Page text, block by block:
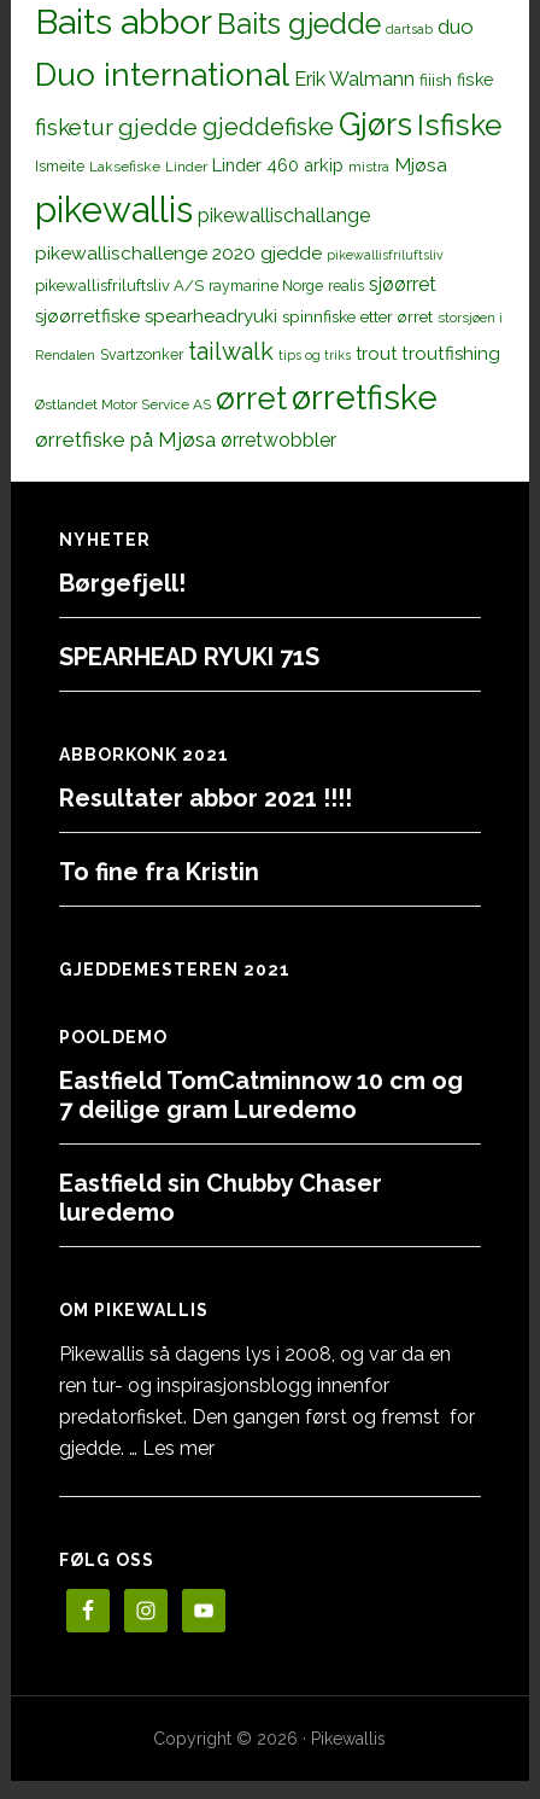
Baits abbor Baits gjedde dartsab duo
Duo international Erik Walmann fiiish fiske
fisketurgjedde gjeddefiske Gjørs Isfiske
Ismeite Laksefiske Linder Linder 460 arkip mistra Mjøsa
pikewallis pikewallischallange
pikewallischallenge 2020 gjedde pikewallisfriluftsliv
pikewallisfriluftsliv A/S raymarine Norge realis sjøørret
sjøørretfiske spearheadryuki spinnfiske etter ørret storsjøen i
Rendalen Svartzonker tailwalk tips og triks trout troutfishing
Østlandet Motor Service AS ørretørretfiske
ørretfiske på Mjøsa ørretwobbler
Footer
NYHETER
Børgefjell!
SPEARHEAD RYUKI 71S
ABBORKONK 2021
Resultater abbor 2021 !!!!
To fine fra Kristin
GJEDDEMESTEREN 2021
POOLDEMO
Eastfield TomCatminnow 10 cm og
7 deilige gram Luredemo
Eastfield sin Chubby Chaser
luredemo
OM PIKEWALLIS
Pikewallis så dagens lys i 2008, og var da en
ren tur- og inspirasjonsblogg innenfor
predatorfisket. Den gangen først og fremst for
gjedde. … Les meromOm
FØLG OSS
Copyright © 2026 · Pikewallis